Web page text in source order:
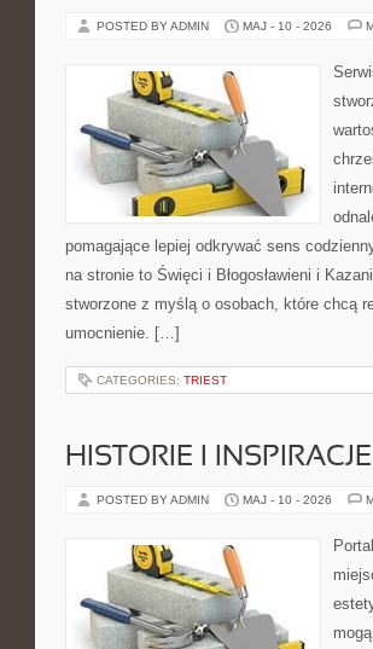
POSTED BY ADMIN MAJ - 10 - 2026
pomagające lepiej odkrywać sens
na stronie to Święci i Błogosławieni i
stworzone z myślą o osobach, które chcą
umocnienie. […]
CATEGORIES: TRIEST
HISTORIE I INSPIRACJE
POSTED BY ADMIN MAJ - 10 - 2026